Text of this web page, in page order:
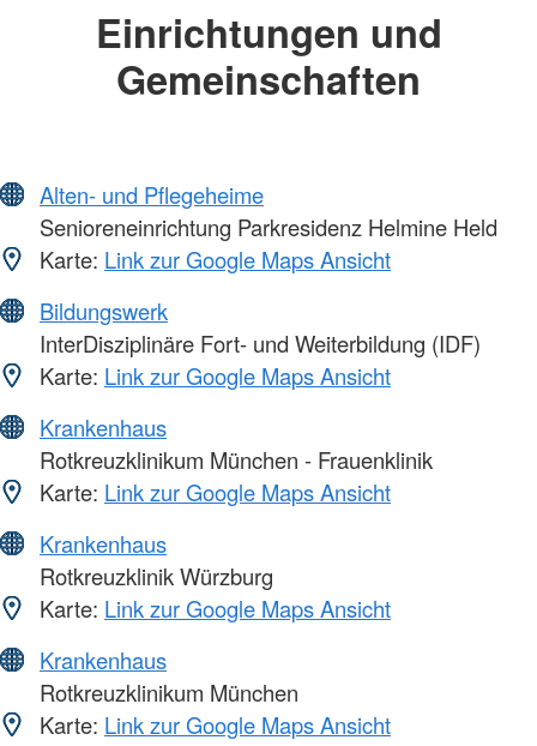
Einrichtungen und
Gemeinschaften
Alten- und Pflegeheime
Senioreneinrichtung Parkresidenz Helmine Held
Karte: Link zur Google Maps Ansicht
Bildungswerk
InterDisziplinäre Fort- und Weiterbildung (IDF)
Karte: Link zur Google Maps Ansicht
Krankenhaus
Rotkreuzklinikum München - Frauenklinik
Karte: Link zur Google Maps Ansicht
Krankenhaus
Rotkreuzklinik Würzburg
Karte: Link zur Google Maps Ansicht
Krankenhaus
Rotkreuzklinikum München
Karte: Link zur Google Maps Ansicht